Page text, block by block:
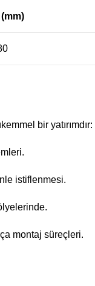
(mm)
bir yatırımdır:
istiflenmesi.
montaj süreçleri.